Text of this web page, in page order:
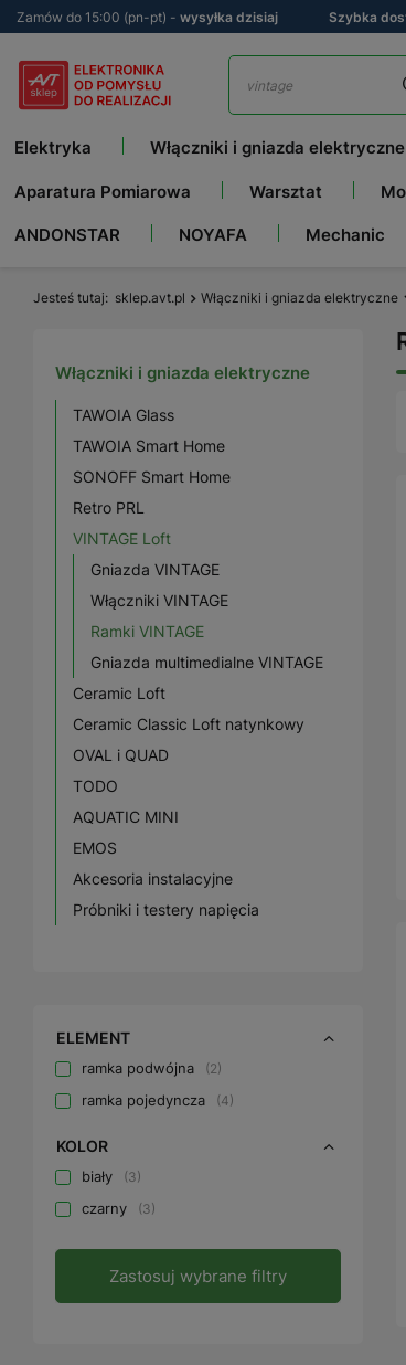
Zamów do 15:00 (pn-pt) - wysyłka dzisiaj Szybka
Elektryka Włączniki i gniazda elektryczne
Aparatura Pomiarowa Warsztat
ANDONSTAR NOYAFA Mechanic
Jesteś tutaj sklep.avt.pl Włączniki i gniazda elektryczne
Włączniki i gniazda elektryczne
TAWOIA Glass
TAWOIA Smart Home
SONOFF Smart Home
Retro PRL
VINTAGE Loft
Gniazda VINTAGE
Włączniki VINTAGE
Ramki VINTAGE
Gniazda multimedialne VINTAGE
Ceramic Loft
Ceramic Classic Loft natynkowy
OVAL i QUAD
TODO
AQUATIC MINI
EMOS
Akcesoria instalacyjne
Próbniki i testery napięcia
ELEMENT
ramka podwójna 2
ramka pojedyncza 4
KOLOR
biały 3
czarny 3
Zastosuj wybrane filtry